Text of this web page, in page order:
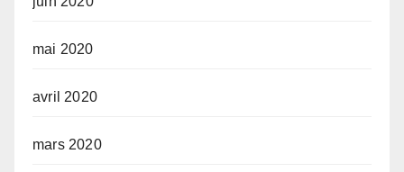
mai 2020
avril 2020
mars 2020